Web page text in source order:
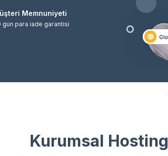
Memnuniyeti
gün para iade garantisi
Kurumsal Hosting